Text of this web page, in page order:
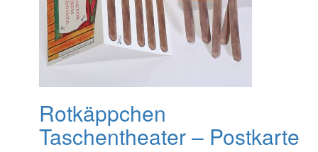
Rotkäppchen
Taschentheater – Postkarte